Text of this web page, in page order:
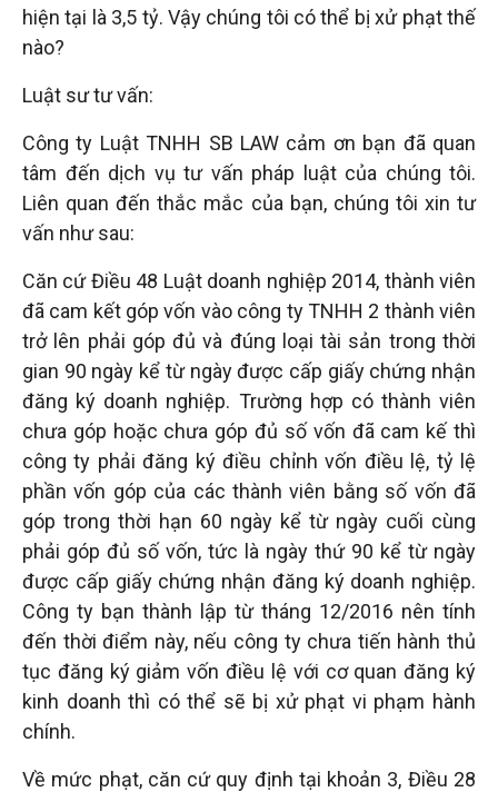
diện
hữu
tuệ
hiện tại là 3,5 tỷ. Vậy chúng tôi có thể bị xử phạt thế
nào?
Luật sư tư vấn:
Công ty Luật TNHH SB LAW cảm ơn bạn đã quan
tâm đến dịch vụ tư vấn pháp luật của chúng tôi.
Liên quan đến thắc mắc của bạn, chúng tôi xin tư
vấn như sau:
Căn cứ Điều 48 Luật doanh nghiệp 2014, thành viên
đã cam kết góp vốn vào công ty TNHH 2 thành viên
trở lên phải góp đủ và đúng loại tài sản trong thời
gian 90 ngày kể từ ngày được cấp giấy chứng nhận
đăng ký doanh nghiệp. Trường hợp có thành viên
chưa góp hoặc chưa góp đủ số vốn đã cam kế thì
công ty phải đăng ký điều chỉnh vốn điều lệ, tỷ lệ
phần vốn góp của các thành viên bằng số vốn đã
góp trong thời hạn 60 ngày kể từ ngày cuối cùng
phải góp đủ số vốn, tức là ngày thứ 90 kể từ ngày
được cấp giấy chứng nhận đăng ký doanh nghiệp.
Công ty bạn thành lập từ tháng 12/2016 nên tính
đến thời điểm này, nếu công ty chưa tiến hành thủ
tục đăng ký giảm vốn điều lệ với cơ quan đăng ký
kinh doanh thì có thể sẽ bị xử phạt vi phạm hành
chính.
Về mức phạt, căn cứ quy định tại khoản 3, Điều 28